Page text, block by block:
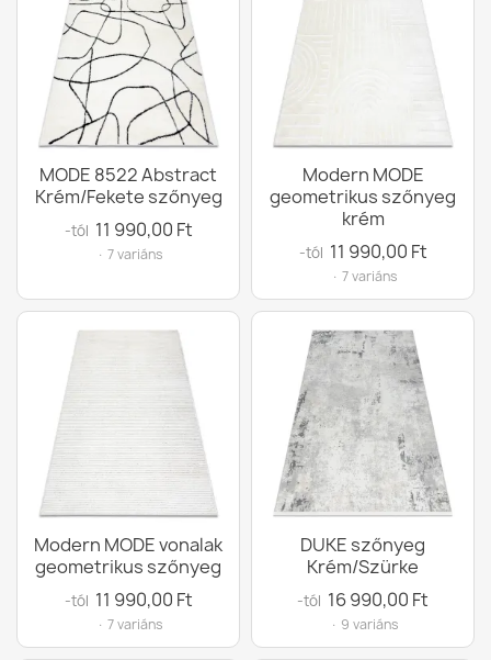
MODE 8522 Abstract
Krém/Fekete szőnyeg
-tól 11 990,00 Ft
· 7 variáns
Modern MODE
geometrikus szőnyeg
krém
-tól 11 990,00 Ft
· 7 variáns
Modern MODE vonalak
geometrikus szőnyeg
-tól 11 990,00 Ft
· 7 variáns
DUKE szőnyeg
Krém/Szürke
-tól 16 990,00 Ft
· 9 variáns